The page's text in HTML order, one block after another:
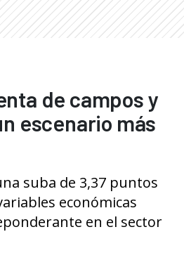
de campos y
escenario más
suba de 3,37 puntos
económicas
en el sector